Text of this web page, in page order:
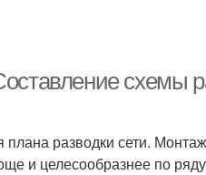
схемы
плана разводки сети.
и целесообразнее по